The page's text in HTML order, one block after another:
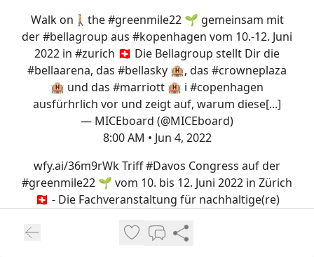
Walk on🚶🏼the#greenmile22🌱 gemeinsam mit
der#bellagroup aus #kopenhagen vom 10.-12. Juni
2022 in #zurich 🇨🇭 Die Bellagroup stellt Dir die
#bellaarena, das #bellasky 🏨, das #crowneplaza
🏨 und das #marriott 🏨 i #copenhagen
ausfürhrlich vor und zeigt auf, warum diese[...]
— MICEboard (@MICEboard)
8:00 AM • Jun 4, 2022
wfy.ai/36m9rWkTriff#Davos Congress auf der
#greenmile22 🌱 vom 10. bis 12. Juni 2022 in Zürich
🇨🇭 - Die Fachveranstaltung für nachhaltige(re)
Teilnahme für#eventprofs